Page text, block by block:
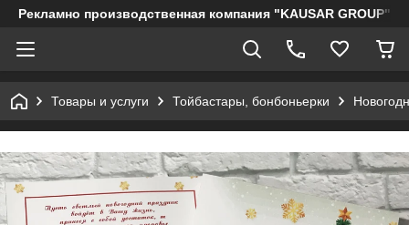
Рекламно производственная компания "KAUSAR GROUP"
Товары и услуги Тойбастары, бонбоньерки